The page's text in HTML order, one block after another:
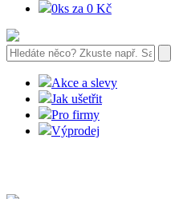
0ks za 0 Kč
Akce a slevy
Jak ušetřit
Pro firmy
Výprodej